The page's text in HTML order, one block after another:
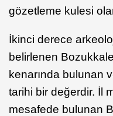
gözetleme kulesi
İkinci derece
belirlenen
kenarında bulunan
tarihi bir değerdir. İl
mesafede bulunan